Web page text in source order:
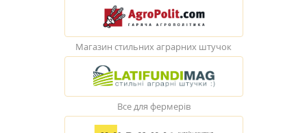
Магазин стильних аграрних штучок
Все для фермерів